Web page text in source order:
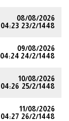
08/08/2026
23/2/1448 04:23 ص
09/08/2026
24/2/1448 04:24 ص
10/08/2026
25/2/1448 04:26 ص
11/08/2026
26/2/1448 04:27 ص